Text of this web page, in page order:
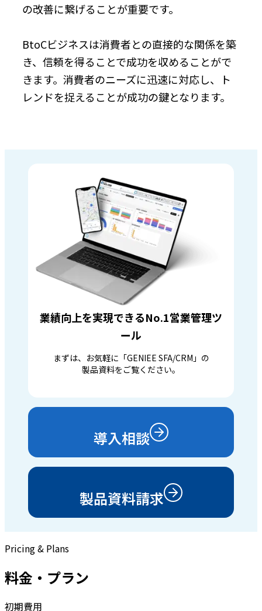
の改善に繋げることが重要です。
BtoCビジネスは消費者との直接的な関係を築
き、信頼を得ることで成功を収めることがで
きます。消費者のニーズに迅速に対応し、ト
レンドを捉えることが成功の鍵となります。
業績向上を実現できるNo.1営業管理ツ
ール
まずは、お気軽に「GENIEE SFA/CRM」の
製品資料をご覧ください。
導入相談
製品資料請求
Pricing & Plans
料金・プラン
初期費用